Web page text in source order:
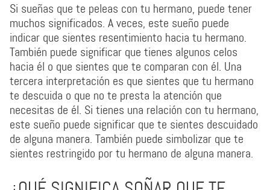
Si sueñas que te peleas con tu hermano, puede tener
muchos significados. A veces, este sueño puede
indicar que sientes resentimiento hacia tu hermano.
También puede significar que tienes algunos celos
hacia él o que sientes que te comparan con él. Una
tercera interpretación es que sientes que tu hermano
te descuida o que no te presta la atención que
necesitas de él. Si tienes una relación con tu hermano,
este sueño puede significar que te sientes descuidado
de alguna manera. También puede simbolizar que te
sientes restringido por tu hermano de alguna manera.